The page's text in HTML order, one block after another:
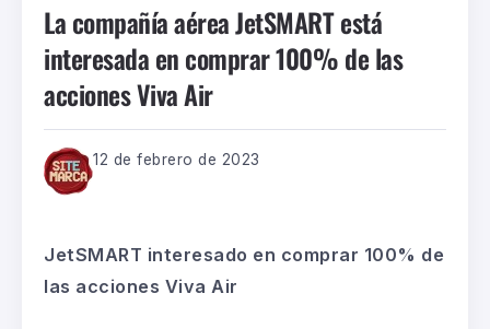
La compañía aérea JetSMART está
interesada en comprar 100% de las
acciones Viva Air
12 de febrero de 2023
JetSMART interesado en comprar 100% de
las acciones Viva Air